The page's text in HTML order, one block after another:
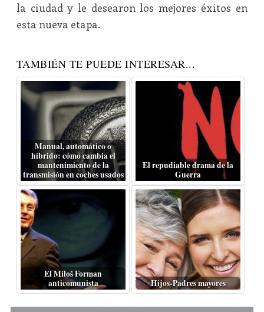
la ciudad y le desearon los mejores éxitos en
esta nueva etapa.
TAMBIÉN TE PUEDE INTERESAR...
Manual, automático o
híbrido: cómo cambia el
mantenimiento de la
transmisión en coches usados
El repudiable drama de la
Guerra
El Miloš Forman
anticomunista
Hijos-Padres mayores